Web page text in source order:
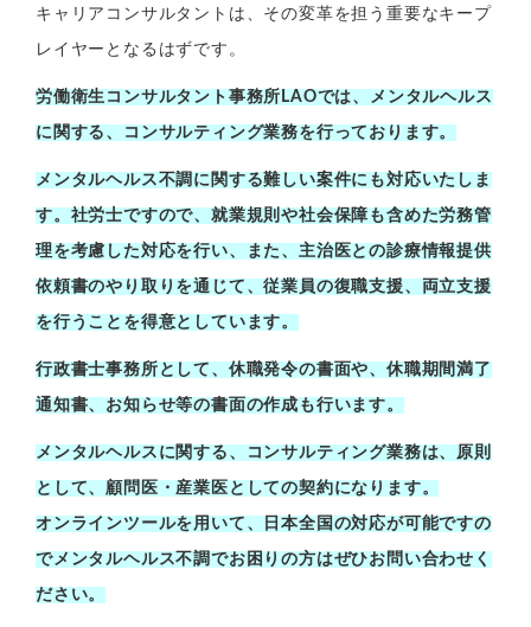
キャリアコンサルタントは、その変革を担う重要なキープ
レイヤーとなるはずです。
労働衛生コンサルタント事務所LAOでは、メンタルヘルス
に関する、コンサルティング業務を行っております。
メンタルヘルス不調に関する難しい案件にも対応いたしま
す。社労士ですので、就業規則や社会保障も含めた労務管
理を考慮した対応を行い、また、主治医との診療情報提供
依頼書のやり取りを通じて、従業員の復職支援、両立支援
を行うことを得意としています。
行政書士事務所として、休職発令の書面や、休職期間満了
通知書、お知らせ等の書面の作成も行います。
メンタルヘルスに関する、コンサルティング業務は、原則
として、顧問医・産業医としての契約になります。
オンラインツールを用いて、日本全国の対応が可能ですの
でメンタルヘルス不調でお困りの方はぜひお問い合わせく
ださい。